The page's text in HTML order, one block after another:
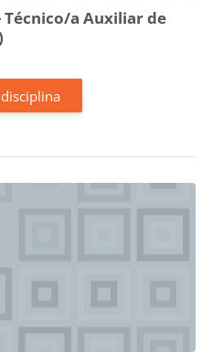
Técnico/a Auxiliar de